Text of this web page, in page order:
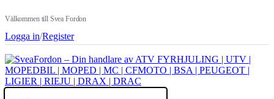
Välkommen till Svea Fordon
Logga in/Register